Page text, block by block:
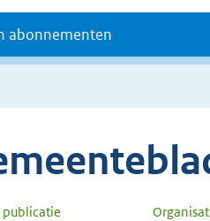
abonnementen
publicatie